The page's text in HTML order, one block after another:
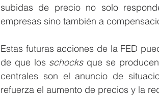
subidas de precio no solo
empresas sino también a
Estas futuras acciones de la FED
de que los schocks que se
centrales son el anuncio de
refuerza el aumento de precios y la